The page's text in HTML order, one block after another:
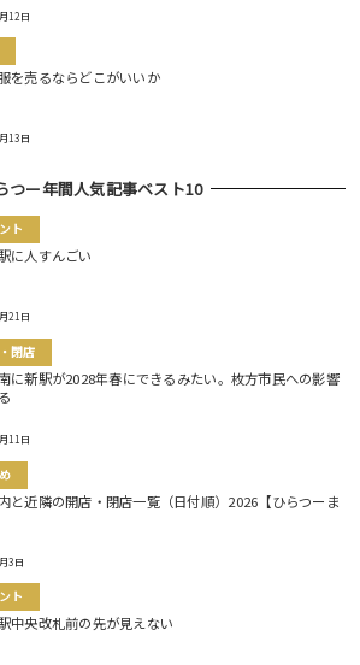
12日
を売るならどこがいいか
13日
つー年間人気記事ベスト10
ト
に人すんごい
21日
閉店
に新駅が2028年春にできるみたい。枚方市民への影響
11日
と近隣の開店・閉店一覧（日付順）2026【ひらつーま
3日
ト
中央改札前の先が見えない